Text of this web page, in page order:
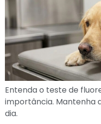
Entenda o teste de
importância. Mantenha
dia.